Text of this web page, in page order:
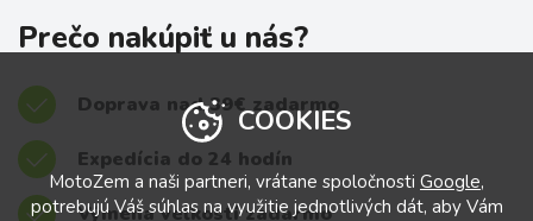
Prečo nakúpiť u nás?
Doprava nad 39€ zadarmo
Expedícia do 24 hodín
Výmena veľkostí zadarmo
COOKIES
MotoZem a naši partneri, vrátane spoločnosti Google,
potrebujú Váš súhlas na využitie jednotlivých dát, aby Vám